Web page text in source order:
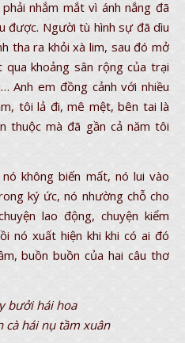
nhắm mắt vì ánh nắng đã
được. Người tù hình sự đã dìu
tha ra khỏi xà lim, sau đó mở
khoảng sân rộng của trại
Anh em đồng cảnh với nhiều
tôi lả đi, mê mệt, bên tai là
thuộc mà đã gần cả năm tôi
không biến mất, nó lui vào
ký ức, nó nhường chỗ cho
lao động, chuyện kiểm
nó xuất hiện khi khi có ai đó
buồn buồn của hai câu thơ
bưởi hái hoa
cà hái nụ tầm xuân